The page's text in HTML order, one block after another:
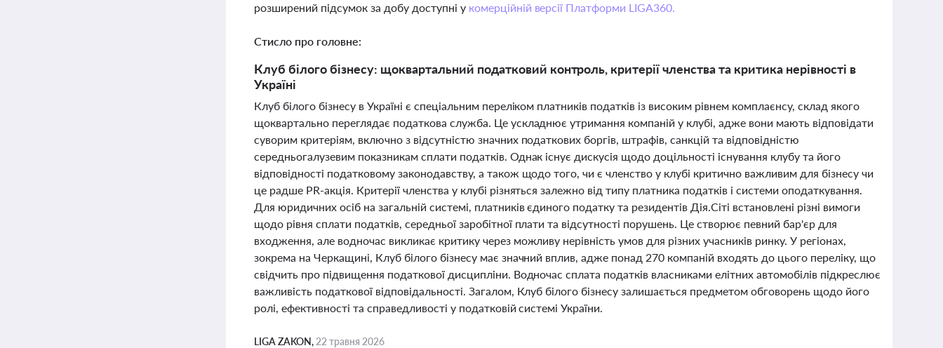
розширений підсумок за добу доступні у комерційній версії Платформи LIGA360.
Стисло про головне:
Клуб білого бізнесу: щоквартальний податковий контроль, критерії членства та критика нерівності в
Україні
Клуб білого бізнесу в Україні є спеціальним переліком платників податків із високим рівнем комплаєнсу, склад якого
щоквартально переглядає податкова служба. Це ускладнює утримання компаній у клубі, адже вони мають відповідати
суворим критеріям, включно з відсутністю значних податкових боргів, штрафів, санкцій та відповідністю
середньогалузевим показникам сплати податків. Однак існує дискусія щодо доцільності існування клубу та його
відповідності податковому законодавству, а також щодо того, чи є членство у клубі критично важливим для бізнесу чи
це радше PR-акція. Критерії членства у клубі різняться залежно від типу платника податків і системи оподаткування.
Для юридичних осіб на загальній системі, платників єдиного податку та резидентів Дія.Сіті встановлені різні вимоги
щодо рівня сплати податків, середньої заробітної плати та відсутності порушень. Це створює певний бар'єр для
входження, але водночас викликає критику через можливу нерівність умов для різних учасників ринку. У регіонах,
зокрема на Черкащині, Клуб білого бізнесу має значний вплив, адже понад 270 компаній входять до цього переліку, що
свідчить про підвищення податкової дисципліни. Водночас сплата податків власниками елітних автомобілів підкреслює
важливість податкової відповідальності. Загалом, Клуб білого бізнесу залишається предметом обговорень щодо його
ролі, ефективності та справедливості у податковій системі України.
LIGA ZAKON, 22 травня 2026